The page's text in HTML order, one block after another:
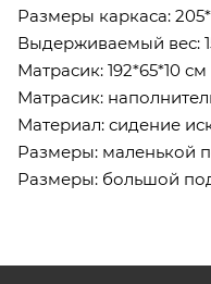
Размеры каркаса:
Выдерживаемый вес:
Матрасик: 192*65*10 см
Матрасик:
Материал: сидение
Размеры: маленькой
Размеры: большой